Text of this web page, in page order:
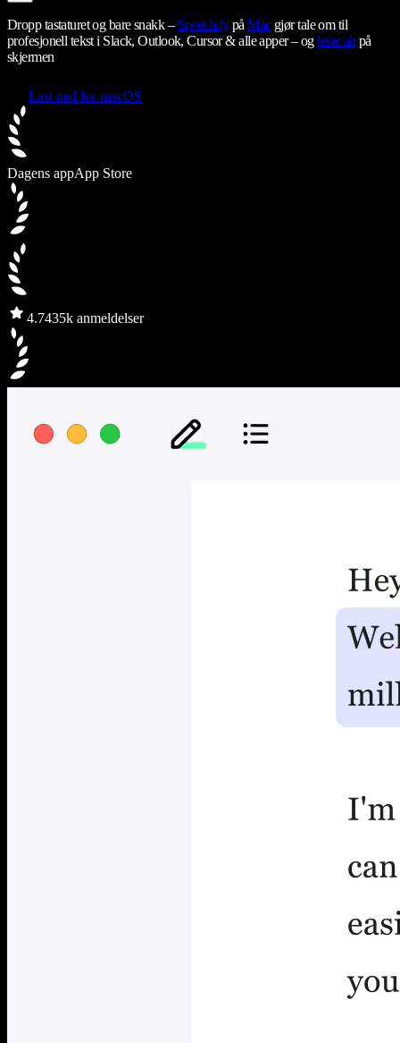
Dropp tastaturet og bare snakk – SpeechifypåMacgjør tale om til
profesjonell tekst i Slack, Outlook, Cursor & alle apper – ogleser altpå
skjermen
Last ned for macOS
Dagens appApp Store
4.7435k anmeldelser